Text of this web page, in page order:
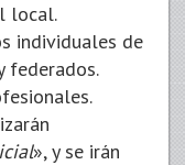
local.
individuales de
federados.
», y se irán